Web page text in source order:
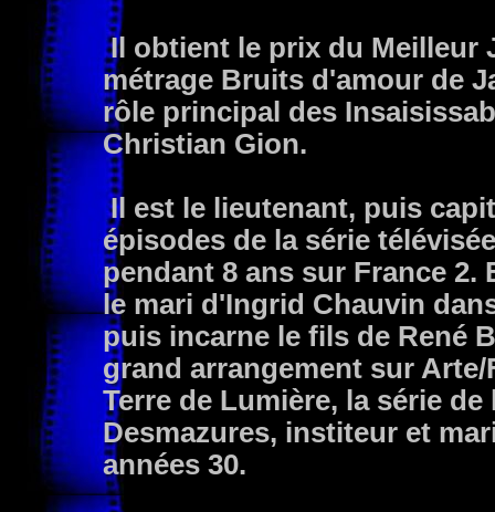
Il obtient le prix du Meilleur
métrage Bruits d'amour de
rôle principal des
Christian Gion.
Il est le lieutenant, puis
épisodes de la série
pendant 8 ans sur France 2.
le mari d'Ingrid Chauvin
puis incarne le fils de René
grand arrangement sur
Terre de Lumière, la série
Desmazures, institeur et
années 30.